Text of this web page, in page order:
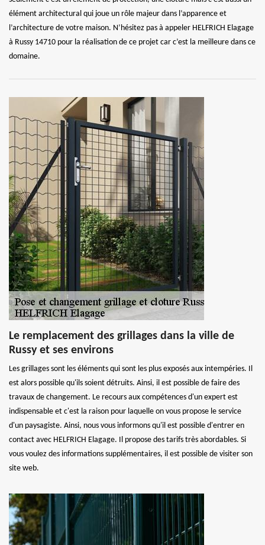
élément architectural qui joue un rôle majeur dans l’apparence et
l’architecture de votre maison. N’hésitez pas à appeler HELFRICH Elagage
à Russy 14710 pour la réalisation de ce projet car c’est la meilleure dans ce
domaine.
Le remplacement des grillages dans la ville de
Russy et ses environs
Les grillages sont les éléments qui sont les plus exposés aux intempéries. Il
est alors possible qu'ils soient détruits. Ainsi, il est possible de faire des
travaux de changement. Le recours aux compétences d'un expert est
indispensable et c'est la raison pour laquelle on vous propose le service
d'un paysagiste. Ainsi, nous vous informons qu'il est possible d'entrer en
contact avec HELFRICH Elagage. Il propose des tarifs très abordables. Si
vous voulez des informations supplémentaires, il est possible de visiter son
site web.